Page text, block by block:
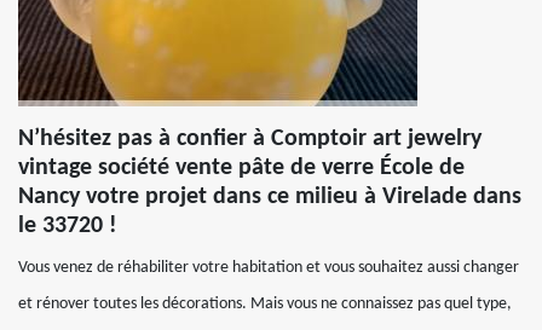
N’hésitez pas à confier à Comptoir art jewelry
vintage société vente pâte de verre École de
Nancy votre projet dans ce milieu à Virelade dans
le 33720 !
Vous venez de réhabiliter votre habitation et vous souhaitez aussi changer
et rénover toutes les décorations. Mais vous ne connaissez pas quel type,